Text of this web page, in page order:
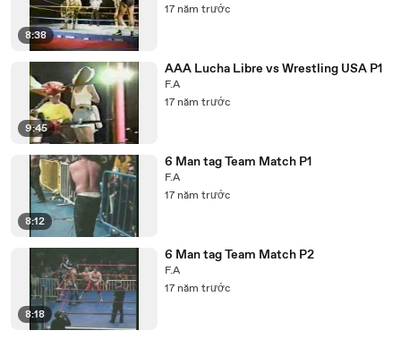
8:38
17 năm trước
9:45
AAA Lucha Libre vs Wrestling USA P1
F.A
17 năm trước
8:12
6 Man tag Team Match P1
F.A
17 năm trước
8:18
6 Man tag Team Match P2
F.A
17 năm trước